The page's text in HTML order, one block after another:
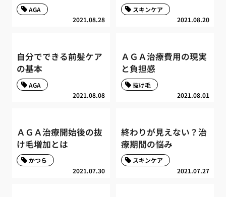
2021.08.28
AGA
2021.08.20
スキンケア
自分でできる前髪ケア
の基本
2021.08.08
AGA
ＡＧＡ治療費用の現実
と負担感
2021.08.01
抜け毛
ＡＧＡ治療開始後の抜
け毛増加とは
2021.07.30
かつら
終わりが見えない？治
療期間の悩み
2021.07.27
スキンケア